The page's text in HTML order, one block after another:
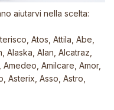
aiutarvi nella scelta:
Atos, Attila, Abe,
Alaska, Alan, Alcatraz,
Amilcare, Amor,
Asterix, Asso, Astro,